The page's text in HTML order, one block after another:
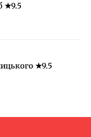
★9.5
★9.5